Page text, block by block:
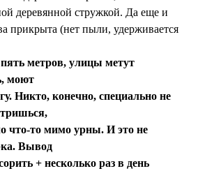
деревянной стружкой. Да еще и
прикрыта (нет пыли, удерживается
метров, улицы метут
моют
Никто, конечно, специально не
что-то мимо урны. И это не
Вывод
+ несколько раз в день